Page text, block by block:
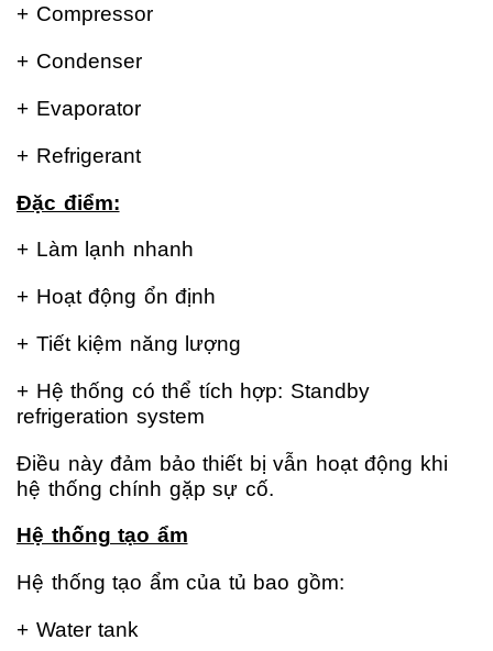
+ Compressor
+ Condenser
+ Evaporator
+ Refrigerant
Đặc điểm:
+ Làm lạnh nhanh
+ Hoạt động ổn định
+ Tiết kiệm năng lượng
+ Hệ thống có thể tích hợp: Standby
refrigeration system
Điều này đảm bảo thiết bị vẫn hoạt động khi
hệ thống chính gặp sự cố.
Hệ thống tạo ẩm
Hệ thống tạo ẩm của tủ bao gồm:
+ Water tank